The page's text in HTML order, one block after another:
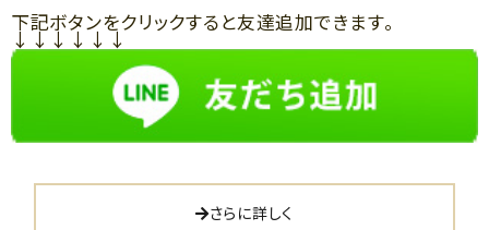
下記ボタンをクリックすると友達追加できます。
↓↓↓↓↓↓
さらに詳しく